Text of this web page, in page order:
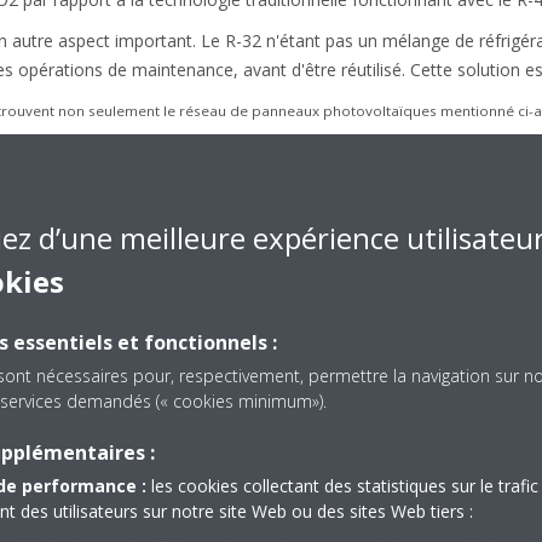
autre aspect important. Le R-32 n'étant pas un mélange de
opérations de maintenance, avant d'être réutilisé. Cette solution
non seulement le réseau de panneaux photovoltaïques mentionné ci-
spécialement conçus pour les bâtiments verts. Chacun d’eux présente une
est suffisant pour la climatisation efficace des
à prendre en compte. Les petits bâtiments résidentiels
de CVCA, notamment si le projet est un projet de
puisse offrir toute la puissance et l'efficacité énergétique
possible.
d’eau glacée R-32 faible
d’une meilleure expérience
essentiels et fonctionnels :
nécessaires pour, respectivement, permettre la navigation sur
demandés (« cookies minimum»).
:
performance : les cookies collectant des statistiques sur le trafic
des utilisateurs sur notre site Web ou des sites Web tiers :